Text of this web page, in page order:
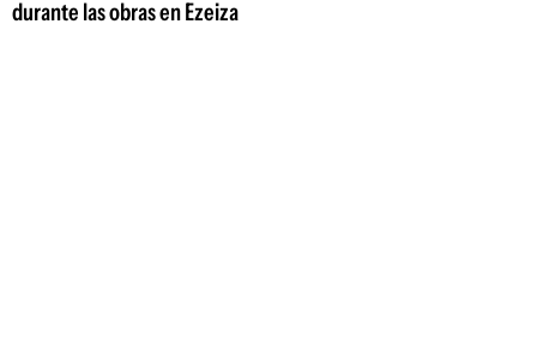
durante las obras en Ezeiza